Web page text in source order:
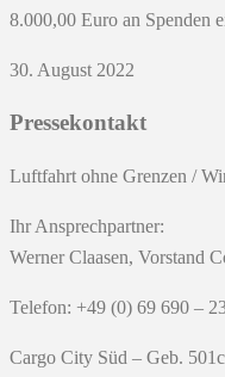
8.000,00 Euro an Spenden
30. August 2022
Pressekontakt
Luftfahrt ohne Grenzen /
Ihr Ansprechpartner:
Werner Claasen, Vorstand
Telefon: +49 (0) 69 690 –
Cargo City Süd – Geb. 501c